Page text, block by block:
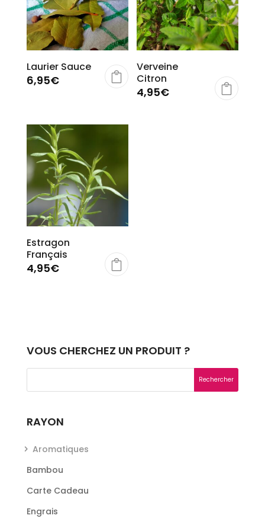
Laurier Sauce
6,95€
Verveine
Citron
4,95€
Estragon
Français
4,95€
VOUS CHERCHEZ UN PRODUIT ?
RAYON
Aromatiques
Bambou
Carte Cadeau
Engrais